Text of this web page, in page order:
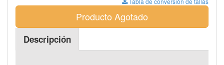
Producto Agotado
Descripción